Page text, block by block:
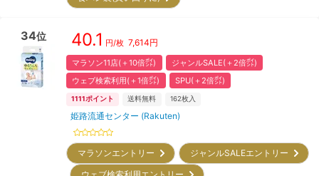
34位 40.1 円/枚 7,614円
マラソン11店(＋10倍㌽)
ジャンルSALE(＋2倍㌽)
ウェブ検索利用(＋1倍㌽)
SPU(＋2倍㌽)
1111 ポイント 送料無料 162枚入
姫路流通センター (Rakuten)
マラソンエントリー
ジャンルSALEエントリー